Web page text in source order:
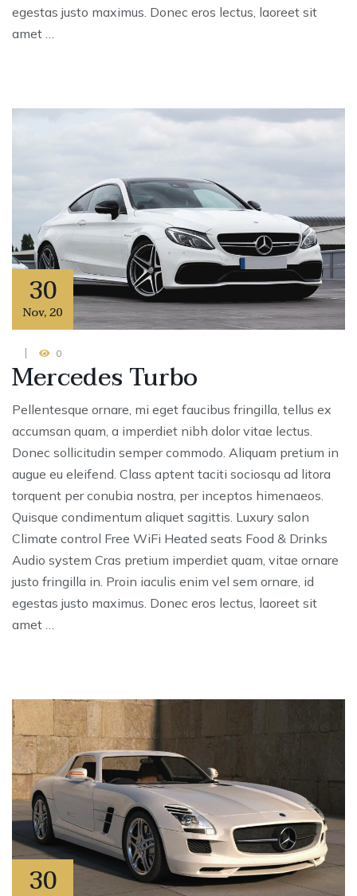
egestas justo maximus. Donec eros lectus, laoreet sit
amet …
30
Nov,20
0
Mercedes Turbo
Pellentesque ornare, mi eget faucibus fringilla, tellus ex
accumsan quam, a imperdiet nibh dolor vitae lectus.
Donec sollicitudin semper commodo. Aliquam pretium in
augue eu eleifend. Class aptent taciti sociosqu ad litora
torquent per conubia nostra, per inceptos himenaeos.
Quisque condimentum aliquet sagittis. Luxury salon
Climate control Free WiFi Heated seats Food & Drinks
Audio system Cras pretium imperdiet quam, vitae ornare
justo fringilla in. Proin iaculis enim vel sem ornare, id
egestas justo maximus. Donec eros lectus, laoreet sit
amet …
30